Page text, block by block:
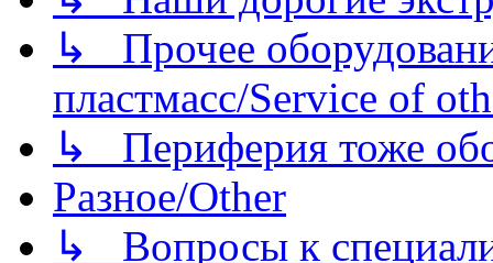
↳ Прочее
пластмасс/Service of
↳ Периферия тоже
Разное/Other
↳ Вопросы к